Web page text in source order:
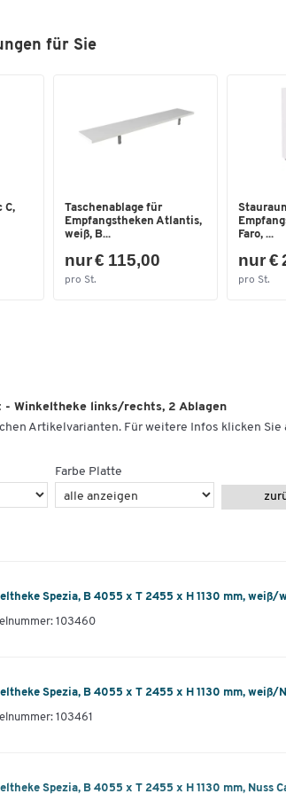
für Sie
C,
Taschenablage für
Empfangstheken Atlantis,
weiß, B...
nur € 115,00
pro St.
Faro, ...
nur €
pro St.
- Winkeltheke links/rechts, 2 Ablagen
Artikelvarianten. Für weitere Infos klicken Sie
Farbe Platte
Spezia, B 4055 x T 2455 x H 1130 mm, weiß/
103460
Spezia, B 4055 x T 2455 x H 1130 mm, weiß/
103461
Spezia, B 4055 x T 2455 x H 1130 mm, Nuss